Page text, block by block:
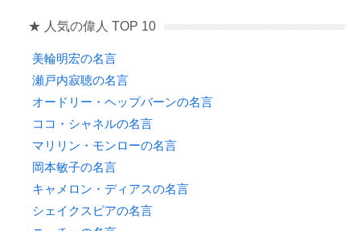
★ 人気の偉人 TOP 10
美輪明宏の名言
瀬戸内寂聴の名言
オードリー・ヘップバーンの名言
ココ・シャネルの名言
マリリン・モンローの名言
岡本敏子の名言
キャメロン・ディアスの名言
シェイクスピアの名言